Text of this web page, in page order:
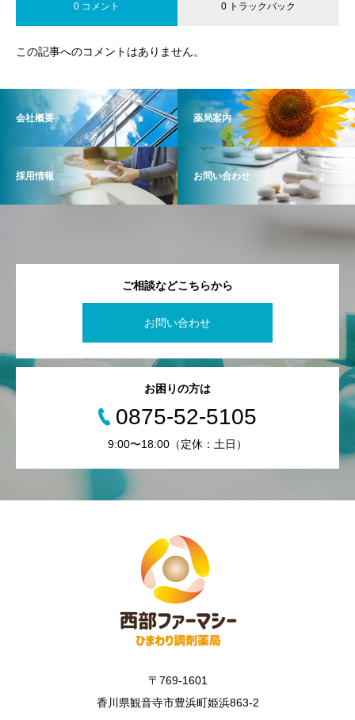
0 コメント 0 トラックバック
この記事へのコメントはありません。
会社概要 薬局案内
採用情報 お問い合わせ
ご相談などこちらから
お問い合わせ
お困りの方は
0875-52-5105
9:00〜18:00（定休：土日）
〒769-1601
香川県観音寺市豊浜町姫浜863-2